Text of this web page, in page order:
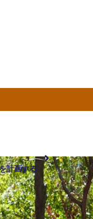
ウトドア 地域ごとに散
地でしたいこと
計画する
計画ツール